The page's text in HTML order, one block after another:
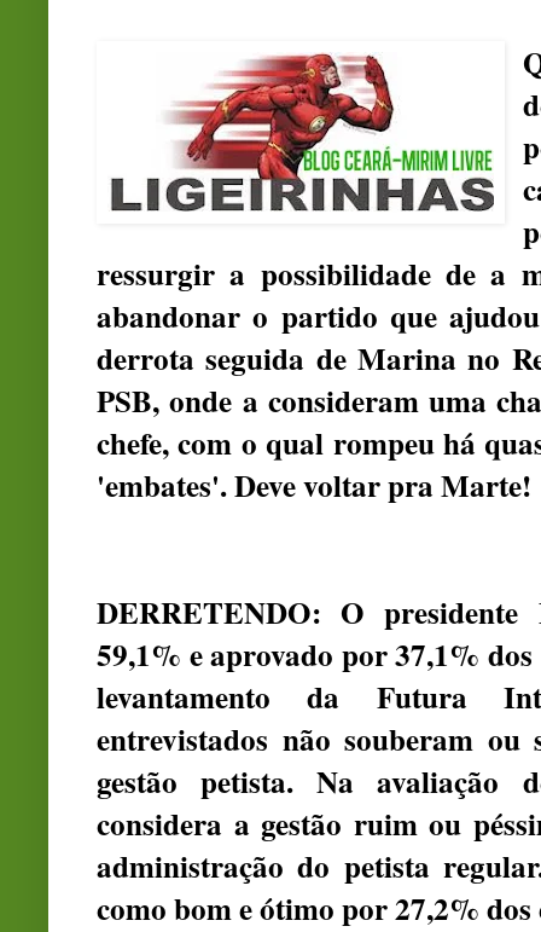
ressurgir a possibilidade de a
abandonar o partido que
derrota seguida de Marina no
PSB, onde a consideram uma
chefe, com o qual rompeu há
'embates'. Deve voltar pra Marte!
DERRETENDO: O presidente
59,1% e aprovado por 37,1%
levantamento da Futura
entrevistados não souberam
gestão petista. Na avaliação
considera a gestão ruim ou
administração do petista
como bom e ótimo por 27,2%